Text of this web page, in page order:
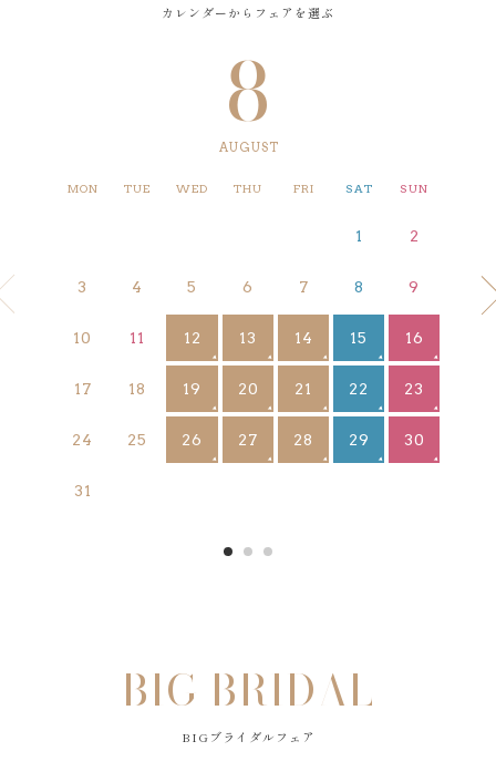
カレンダーからフェアを選ぶ
8
AUGUST
MON TUE WED THU FRI SAT SUN
1 2
3 4 5 6 7 8 9
10 11 12 13 14 15 16
17 18 19 20 21 22 23
24 25 26 27 28 29 30
31
BIG BRIDAL
BIGブライダルフェア